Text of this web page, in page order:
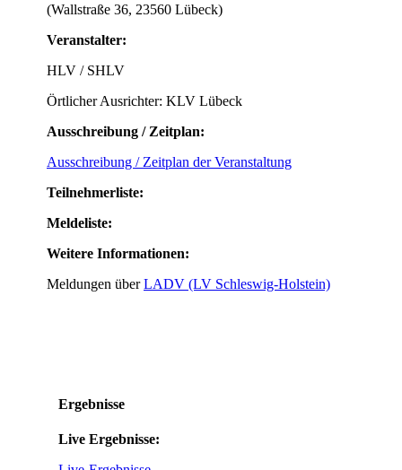
(Wallstraße 36, 23560 Lübeck)
Veranstalter:
HLV / SHLV
Örtlicher Ausrichter: KLV Lübeck
Ausschreibung / Zeitplan:
Ausschreibung / Zeitplan der Veranstaltung
Teilnehmerliste:
Meldeliste:
Weitere Informationen:
Meldungen überLADV (LV Schleswig-Holstein)
Ergebnisse
Live Ergebnisse: